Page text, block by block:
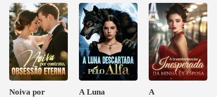
Lanternas Para
Ela
Noiva por
A Luna
A